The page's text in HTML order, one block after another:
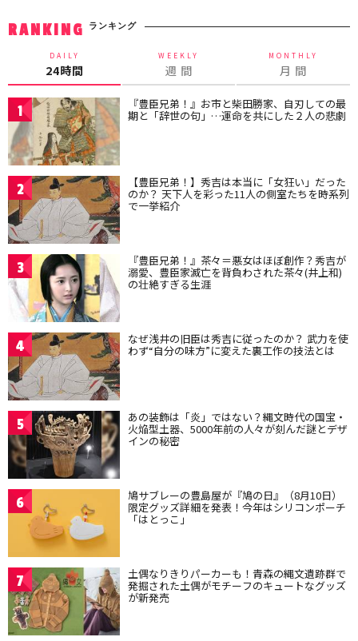
RANKING ランキング
DAILY
24時間
WEEKLY
週 間
MONTHLY
月 間
1 『豊臣兄弟！』お市と柴田勝家、自刃しての最
期と「辞世の句」…運命を共にした２人の悲劇
2 【豊臣兄弟！】秀吉は本当に「女狂い」だった
のか？ 天下人を彩った11人の側室たちを時系列
で一挙紹介
3 『豊臣兄弟！』茶々＝悪女はほぼ創作？秀吉が
溺愛、豊臣家滅亡を背負わされた茶々(井上和)
の壮絶すぎる生涯
4 なぜ浅井の旧臣は秀吉に従ったのか？ 武力を使
わず“自分の味方”に変えた裏工作の技法とは
5 あの装飾は「炎」ではない？縄文時代の国宝・
火焔型土器、5000年前の人々が刻んだ謎とデザ
インの秘密
6 鳩サブレーの豊島屋が『鳩の日』（8月10日）
限定グッズ詳細を発表！今年はシリコンポーチ
「はとっこ」
7 土偶なりきりパーカーも！青森の縄文遺跡群で
発掘された土偶がモチーフのキュートなグッズ
が新発売